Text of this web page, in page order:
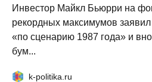
Инвестор Майкл Бьюрри на
рекордных максимумов заявил
«по сценарию 1987 года» и
бум...
k-politika.ru